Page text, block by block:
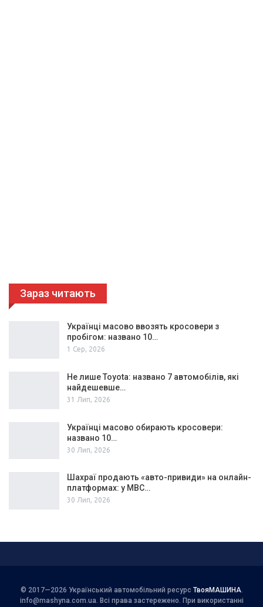
Зараз читають
Українці масово ввозять кросовери з
пробігом: названо 10…
1 Сер, 2026
Не лише Toyota: названо 7 автомобілів, які
найдешевше…
31 Лип, 2026
Українці масово обирають кросовери:
названо 10…
30 Лип, 2026
Шахраї продають «авто-привиди» на онлайн-
платформах: у МВС…
30 Лип, 2026
© 2017—2026 Український автомобільний ресурс ТвояМАШИНА.
info@mashyna.com.ua. Всі права застережено. При використанні